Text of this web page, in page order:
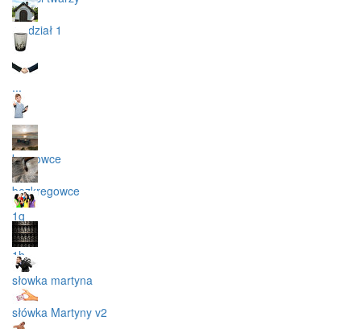
rozdział 1
.
...
...
kregowce
bezkregowce
1g
1h
słowka martyna
słówka Martyny v2